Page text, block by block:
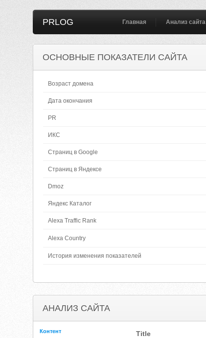
PRLOG Главная Анализ сайта
ОСНОВНЫЕ ПОКАЗАТЕЛИ САЙТА
Возраст домена
Дата окончания
PR
ИКС
Страниц в Google
Страниц в Яндексе
Dmoz
Яндекс Каталог
Alexa Traffic Rank
Alexa Country
История изменения показателей
АНАЛИЗ САЙТА
Контент Title